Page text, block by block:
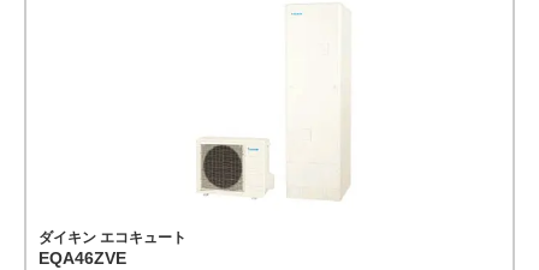
ダイキン エコキュート
EQA46ZVE